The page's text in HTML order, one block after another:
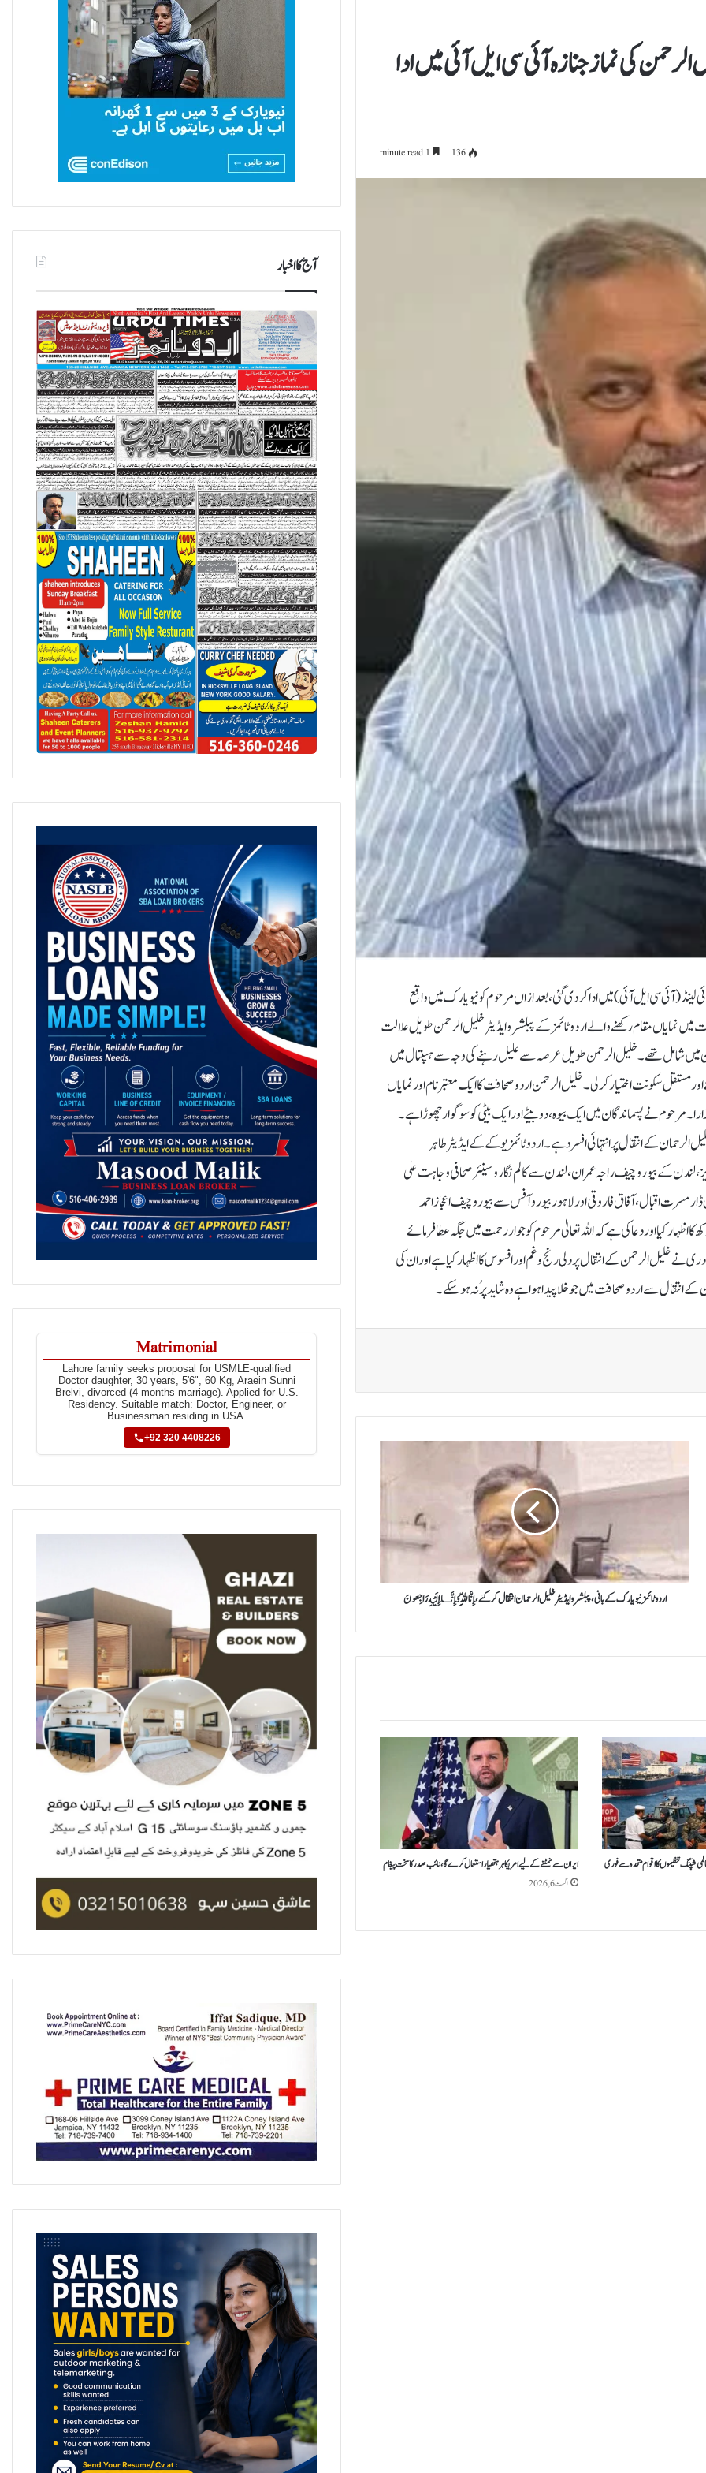
کی نماز جنازہ آئی سی ایل آئی میں ادا
136
لینڈ (آئی سی ایل آئی ) میں ادا کردی گئی ،بعد ازاں مرحوم کو نیویارک میں واقع
نمایاں مقام رکھنے والے اردو ٹائمز کے پبلشر و ایڈیٹر خلیل الرحمن طویل علالت
میں شامل تھے۔خلیل الرحمن طویل عرصہ سے علیل رہنے کی وجہ سے ہسپتال میں
امریکہ منتقل ہوئے اور مستقل سکونت اختیار کرلی۔خلیل الرحمن اردو صحافت کا ایک معتبر نام اور نمایاں
نے پسماندگان میں ایک بیوہ،دو بیٹے اور ایک بیٹی کو سوگوار چھوڑا ہے۔
الرحمان کے انتقال پر انتہائی افسردہے۔اردو ٹائمز یوکے کے ایڈیٹر طاہر
کے بیوروچیف راجہ عمران،لندن سے کالم نگارو سینئر صحافی وجاہت علی
ڈارمسرت اقبال،آفاق فاروقی اور لاہور بیورو آفس سے بیوروچیف اعجاز احمد
کیااور دعاکی ہے کہ اللہ تعالیٰ مرحوم کوجوار رحمت میں جگہ عطافرمائے
نے خلیل الرحمن کے انتقال پر دلی رنج و غم اور افسوس کا اظہار کیا ہے اور ان کی
انتقال سے اردو صحافت میں جو خلا پیدا ہوا ہے وہ شاید پرُ نہ ہوسکے۔
نیویارک
ایڈیٹر
خلیل
الرحمان
گئے،
اردو ٹائمز نیویارک کے بانی،پبلشر و ایڈیٹر خلیل الرحمان انتقال کر گئے، إِنَّا لِلّهِ وَإِنَّـا إِلَيْهِ رَاجِعونَ
شپنگ تنظیموں کا اقوام متحدہ سے فوری
ایران سے نمٹنے کے لیے امریکا ہر ہتھیار استعمال کرے گا، نائب صدر کا سخت پیغام
اگست 6, 2026
آج کا اخبار
Matrimonial
Lahore family seeks proposal for USMLE-qualified
Doctor daughter, 30 years, 5'6", 60 Kg, Araein Sunni
Brelvi, divorced (4 months marriage). Applied for U.S.
Residency. Suitable match: Doctor, Engineer, or
Businessman residing in USA.
+92 320 4408226